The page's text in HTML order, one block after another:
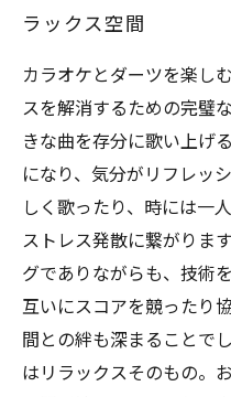
ラックス空間
カラオケとダーツを楽し
スを解消するための完璧
きな曲を存分に歌い上げ
になり、気分がリフレッ
しく歌ったり、時には一
ストレス発散に繋がりま
グでありながらも、技術
互いにスコアを競ったり
間との絆も深まることで
はリラックスそのもの。